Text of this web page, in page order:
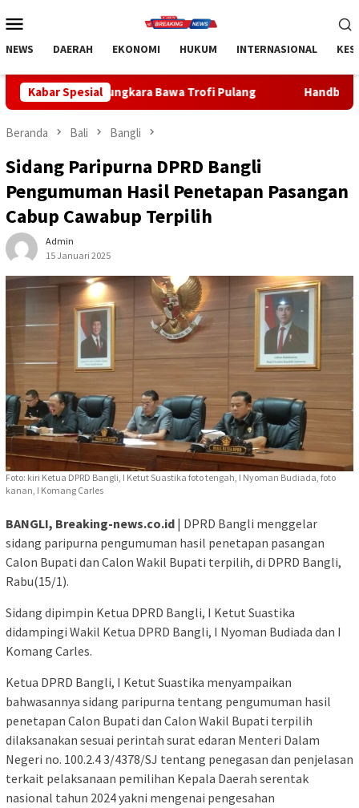
ke
Mobile
NEWS DAERAH EKONOMI HUKUM INTERNASIONAL
Kabar Spesial
Bawa Trofi Pulang Handball Bali Juara Kejurnas U-
Beranda Bali Bangli
Sidang Paripurna DPRD Bangli
Pengumuman Hasil Penetapan Pasangan
Cabup Cawabup Terpilih
Admin
15 Januari 2025
Foto: kiri Ketua DPRD Bangli, I Ketut Suastika foto tengah, I Nyoman Budiada, foto
kanan, I Komang Carles
BANGLI, Breaking-news.co.id | DPRD Bangli menggelar
sidang paripurna pengumuman hasil penetapan pasangan
Calon Bupati dan Calon Wakil Bupati terpilih, di DPRD Bangli,
Rabu(15/1).
Sidang dipimpin Ketua DPRD Bangli, I Ketut Suastika
didampingi Wakil Ketua DPRD Bangli, I Nyoman Budiada dan I
Komang Carles.
Ketua DPRD Bangli, I Ketut Suastika menyampaikan
bahwasannya sidang paripurna tentang pengumuman hasil
penetapan Calon Bupati dan Calon Wakil Bupati terpilih
dilaksanakan sesuai perintah surat edaran Menteri Dalam
Negeri no. 100.2.4 3/4378/SJ tentang penegasan dan penjelasan
terkait pelaksanaan pemilihan Kepala Daerah serentak
nasional tahun 2024 yakni mengenai pengesahan